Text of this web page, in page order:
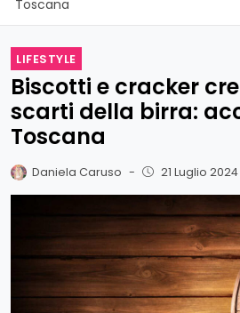
Toscana
LIFESTYLE
Biscotti e cracker
scarti della birra:
Toscana
Daniela Caruso - 21 Luglio 2024